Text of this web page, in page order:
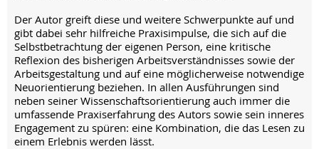
Der Autor greift diese und weitere Schwerpunkte auf und
gibt dabei sehr hilfreiche Praxisimpulse, die sich auf die
Selbstbetrachtung der eigenen Person, eine kritische
Reflexion des bisherigen Arbeitsverständnisses sowie der
Arbeitsgestaltung und auf eine möglicherweise notwendige
Neuorientierung beziehen. In allen Ausführungen sind
neben seiner Wissenschaftsorientierung auch immer die
umfassende Praxiserfahrung des Autors sowie sein inneres
Engagement zu spüren: eine Kombination, die das Lesen zu
einem Erlebnis werden lässt.